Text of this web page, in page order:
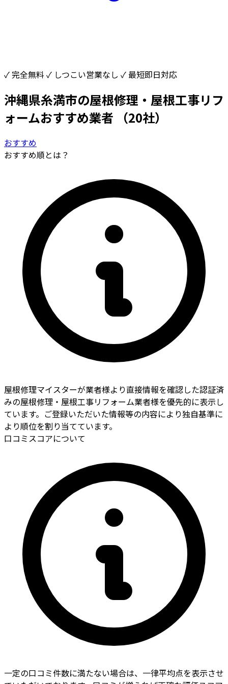
✓ 完全無料 ✓ しつこい営業なし ✓ 最短即日対応
沖縄県糸満市の屋根修理・屋根工事リフ
ォームおすすめ業者
（20社）
おすすめ
おすすめ順とは？
屋根修理マイスターが業者様より直接情報を確認した認証済
みの屋根修理・屋根工事リフォーム業者様を優先的に表示し
ています。ご登録いただいた情報等の内容により独自基準に
より順位を割り当てています。
口コミスコアについて
一定の口コミ件数に満たない場合は、一律平均点を表示させ